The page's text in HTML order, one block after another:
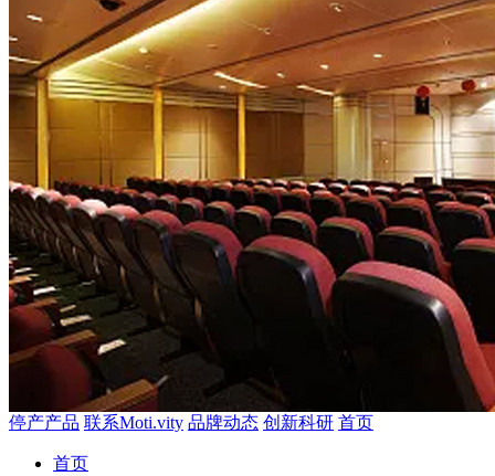
停产产品 联系Moti.vity 品牌动态 创新科研 首页
首页